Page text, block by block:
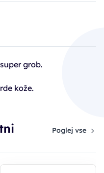
090
grob.
kože.
Poglej vse